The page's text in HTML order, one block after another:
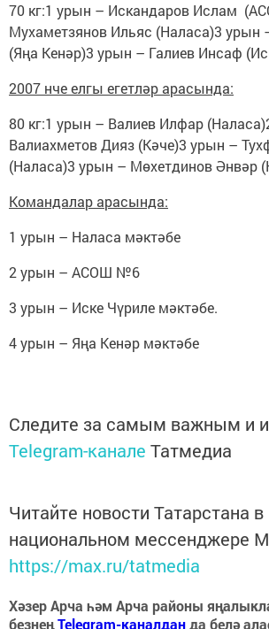
70 кг:1 урын – Искандаров Ислам
Мухаметзянов Ильяс (Наласа)3 урын
(Яңа Кенәр)3 урын – Галиев Инсаф
2007 нче елгы егетләр арасында:
80 кг:1 урын – Валиев Илфар
Валиахметов Дияз (Кәче)3 урын –
(Наласа)3 урын – Мөхетдинов Әнвәр
Командалар арасында:
1 урын – Наласа мәктәбе
2 урын – АСОШ №6
3 урын – Иске Чүриле мәктәбе.
4 урын – Яңа Кенәр мәктәбе
Следите за самым важным и
Telegram-канале Татмедиа
Читайте новости Татарстана в
национальном мессенджере
https://max.ru/tatmedia
Хәзер Арча һәм Арча районы
безнеңTelegram-каналданда белә